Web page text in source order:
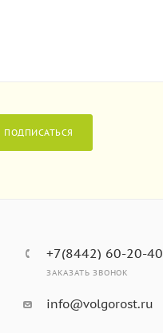
ПОДПИСАТЬСЯ
+7(8442) 60-20-40
ЗАКАЗАТЬ ЗВОНОК
info@volgorost.ru